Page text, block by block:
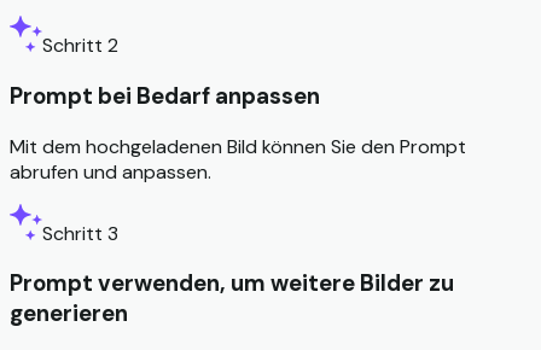
Schritt 2
Prompt bei Bedarf anpassen
Mit dem hochgeladenen Bild können Sie den Prompt
abrufen und anpassen.
Schritt 3
Prompt verwenden, um weitere Bilder zu
generieren